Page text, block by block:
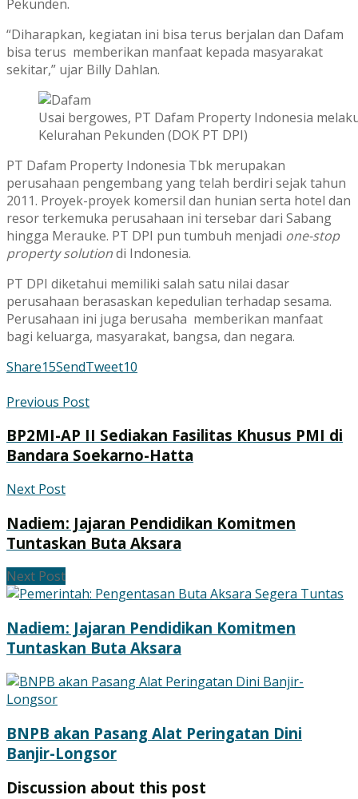
Pekunden.
“Diharapkan, kegiatan ini bisa terus berjalan dan Dafam
bisa terus memberikan manfaat kepada masyarakat
sekitar,” ujar Billy Dahlan.
Usai bergowes, PT Dafam Property Indonesia
Kelurahan Pekunden (DOK PT DPI)
PT Dafam Property Indonesia Tbk merupakan
perusahaan pengembang yang telah berdiri sejak tahun
2011. Proyek-proyek komersil dan hunian serta hotel dan
resor terkemuka perusahaan ini tersebar dari Sabang
hingga Merauke. PT DPI pun tumbuh menjadi one-stop
property solutiondi Indonesia.
PT DPI diketahui memiliki salah satu nilai dasar
perusahaan berasaskan kepedulian terhadap sesama.
Perusahaan ini juga berusaha memberikan manfaat
bagi keluarga, masyarakat, bangsa, dan negara.
Share15SendTweet10
Previous Post
BP2MI-AP II Sediakan Fasilitas Khusus PMI di
Bandara Soekarno-Hatta
Next Post
Nadiem: Jajaran Pendidikan Komitmen
Tuntaskan Buta Aksara
Next Post
Nadiem: Jajaran Pendidikan Komitmen
Tuntaskan Buta Aksara
BNPB akan Pasang Alat Peringatan Dini
Banjir-Longsor
Discussion about this post